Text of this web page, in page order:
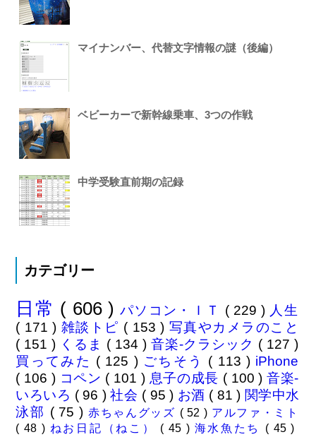
マイナンバー、代替文字情報の謎（後編）
ベビーカーで新幹線乗車、3つの作戦
中学受験直前期の記録
カテゴリー
日常 ( 606 ) パソコン・ＩＴ ( 229 ) 人生
( 171 ) 雑談トピ ( 153 ) 写真やカメラのこと
( 151 ) くるま ( 134 ) 音楽-クラシック ( 127 )
買ってみた ( 125 ) ごちそう ( 113 ) iPhone
( 106 ) コペン ( 101 ) 息子の成長 ( 100 )音楽-
いろいろ ( 96 )社会 ( 95 ) お酒 ( 81 ) 関学中水
泳部 ( 75 ) 赤ちゃんグッズ ( 52 ) アルファ・ミト
( 48 ) ねお日記（ねこ） ( 45 ) 海水魚たち ( 45 )